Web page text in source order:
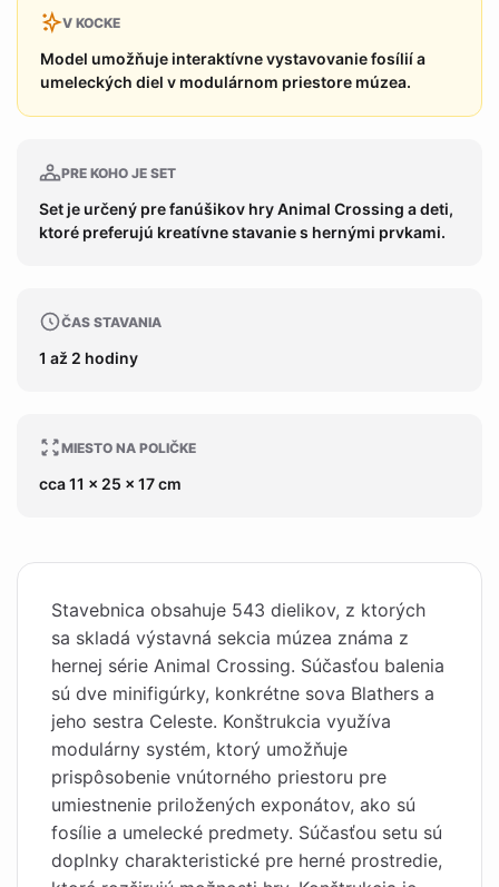
V KOCKE
Model umožňuje interaktívne vystavovanie fosílií a
umeleckých diel v modulárnom priestore múzea.
PRE KOHO JE SET
Set je určený pre fanúšikov hry Animal Crossing a deti,
ktoré preferujú kreatívne stavanie s hernými prvkami.
ČAS STAVANIA
1 až 2 hodiny
MIESTO NA POLIČKE
cca 11 x 25 x 17 cm
Stavebnica obsahuje 543 dielikov, z ktorých
sa skladá výstavná sekcia múzea známa z
hernej série Animal Crossing. Súčasťou balenia
sú dve minifigúrky, konkrétne sova Blathers a
jeho sestra Celeste. Konštrukcia využíva
modulárny systém, ktorý umožňuje
prispôsobenie vnútorného priestoru pre
umiestnenie priložených exponátov, ako sú
fosílie a umelecké predmety. Súčasťou setu sú
doplnky charakteristické pre herné prostredie,